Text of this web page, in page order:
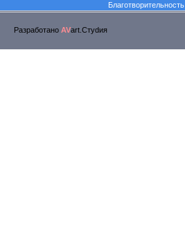
Благотворительность
Разработано AVart.Стуdия